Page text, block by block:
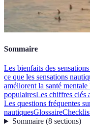
Sommaire
Les bienfaits des
ce que les sensations
améliorent la santé mentale
populairesLes chiffres clés
Les questions fréquentes
nautiquesGlossaire
Sommaire(8 sections)